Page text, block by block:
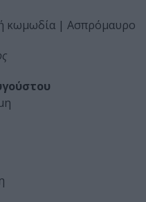
κωμωδία | Ασπρόμαυρο